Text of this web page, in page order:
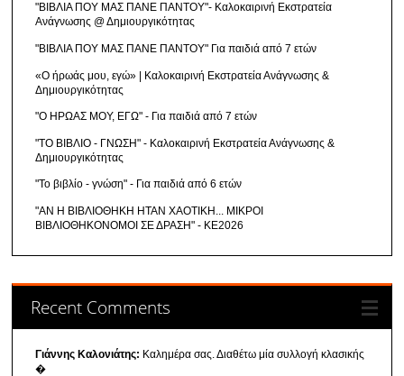
"ΒΙΒΛΙΑ ΠΟΥ ΜΑΣ ΠΑΝΕ ΠΑΝΤΟΥ"- Καλοκαιρινή Εκστρατεία
Ανάγνωσης @ Δημιουργικότητας
"ΒΙΒΛΙΑ ΠΟΥ ΜΑΣ ΠΑΝΕ ΠΑΝΤΟΥ" Για παιδιά από 7 ετών
«Ο ήρωάς μου, εγώ» | Καλοκαιρινή Εκστρατεία Ανάγνωσης &
Δημιουργικότητας
"Ο ΗΡΩΑΣ ΜΟΥ, ΕΓΩ" - Για παιδιά από 7 ετών
"ΤΟ ΒΙΒΛΙΟ - ΓΝΩΣΗ" - Καλοκαιρινή Εκστρατεία Ανάγνωσης &
Δημιουργικότητας
"Το βιβλίο - γνώση" - Για παιδιά από 6 ετών
"ΑΝ Η ΒΙΒΛΙΟΘΗΚΗ ΗΤΑΝ ΧΑΟΤΙΚΗ... ΜΙΚΡΟΙ
ΒΙΒΛΙΟΘΗΚΟΝΟΜΟΙ ΣΕ ΔΡΑΣΗ" - ΚΕ2026
Recent Comments
Γιάννης Καλονιάτης: Καλημέρα σας. Διαθέτω μία συλλογή κλασικής
�